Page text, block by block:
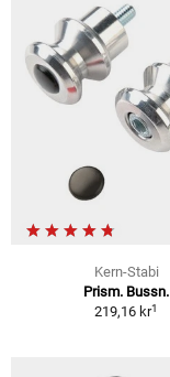
Kern-Stabi
Prism. Bussn.
219,16 kr1